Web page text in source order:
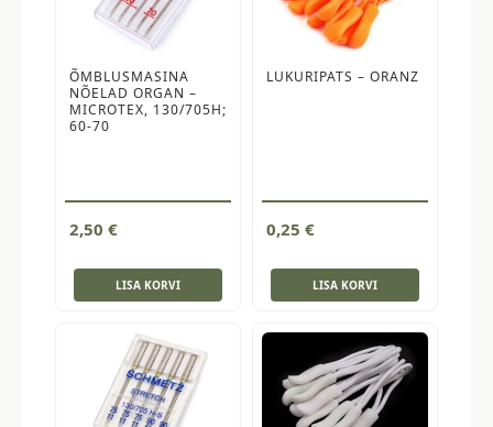
ÕMBLUSMASINA
NÕELAD ORGAN –
MICROTEX, 130/705H;
60-70
2,50 €
LISA KORVI
LUKURIPATS – ORANZ
0,25 €
LISA KORVI